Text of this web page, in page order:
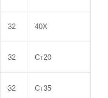
32 40Х
32 Ст20
32 Ст35